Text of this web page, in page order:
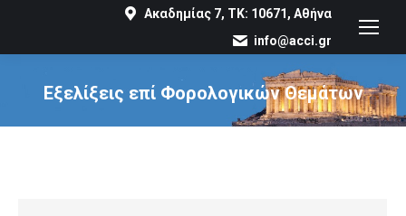
Ακαδημίας 7, ΤΚ: 10671, Αθήνα
info@acci.gr
Εξελίξεις επί Φορολογικών Θεμάτων
You are here: